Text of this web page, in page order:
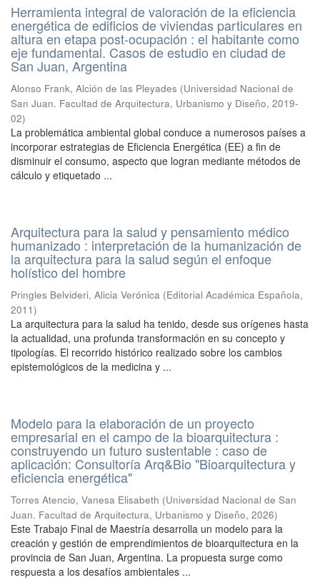
Herramienta integral de valoración de la eficiencia
energética de edificios de viviendas particulares en
altura en etapa post-ocupación : el habitante como
eje fundamental. Casos de estudio en ciudad de
San Juan, Argentina
Alonso Frank, Alción de las Pleyades (Universidad Nacional de
San Juan. Facultad de Arquitectura, Urbanismo y Diseño, 2019-
02)
La problemática ambiental global conduce a numerosos países a
incorporar estrategias de Eficiencia Energética (EE) a fin de
disminuir el consumo, aspecto que logran mediante métodos de
cálculo y etiquetado ...
Arquitectura para la salud y pensamiento médico
humanizado : interpretación de la humanización de
la arquitectura para la salud según el enfoque
holístico del hombre
Pringles Belvideri, Alicia Verónica (Editorial Académica Española,
2011)
La arquitectura para la salud ha tenido, desde sus orígenes hasta
la actualidad, una profunda transformación en su concepto y
tipologías. El recorrido histórico realizado sobre los cambios
epistemológicos de la medicina y ...
Modelo para la elaboración de un proyecto
empresarial en el campo de la bioarquitectura :
construyendo un futuro sustentable : caso de
aplicación: Consultoría Arq&Bio "Bioarquitectura y
eficiencia energética"
Torres Atencio, Vanesa Elisabeth (Universidad Nacional de San
Juan. Facultad de Arquitectura, Urbanismo y Diseño, 2026)
Este Trabajo Final de Maestría desarrolla un modelo para la
creación y gestión de emprendimientos de bioarquitectura en la
provincia de San Juan, Argentina. La propuesta surge como
respuesta a los desafíos ambientales ...